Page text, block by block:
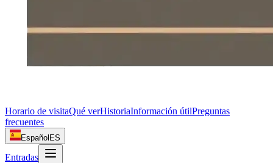
Horario de visitaQué verHistoriaInformación útilPreguntas
frecuentes
Español ES
Entradas